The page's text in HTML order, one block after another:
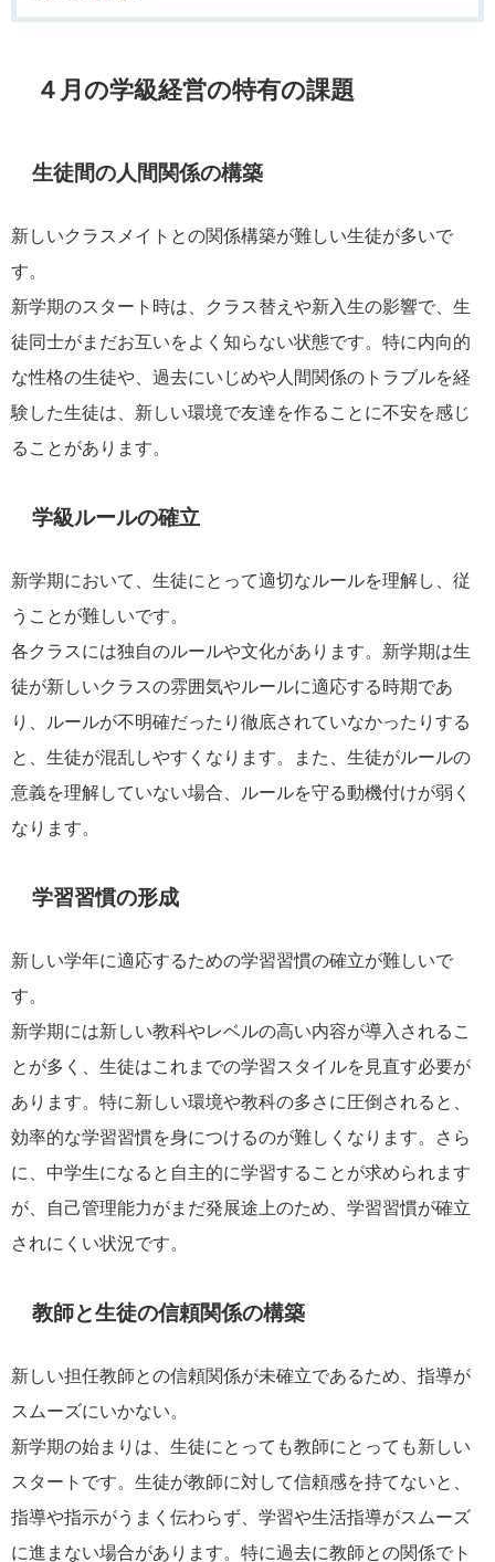
４月の学級経営の特有の課題
生徒間の人間関係の構築
新しいクラスメイトとの関係構築が難しい生徒が多いで
す。
新学期のスタート時は、クラス替えや新入生の影響で、生
徒同士がまだお互いをよく知らない状態です。特に内向的
な性格の生徒や、過去にいじめや人間関係のトラブルを経
験した生徒は、新しい環境で友達を作ることに不安を感じ
ることがあります。
学級ルールの確立
新学期において、生徒にとって適切なルールを理解し、従
うことが難しいです。
各クラスには独自のルールや文化があります。新学期は生
徒が新しいクラスの雰囲気やルールに適応する時期であ
り、ルールが不明確だったり徹底されていなかったりする
と、生徒が混乱しやすくなります。また、生徒がルールの
意義を理解していない場合、ルールを守る動機付けが弱く
なります。
学習習慣の形成
新しい学年に適応するための学習習慣の確立が難しいで
す。
新学期には新しい教科やレベルの高い内容が導入されるこ
とが多く、生徒はこれまでの学習スタイルを見直す必要が
あります。特に新しい環境や教科の多さに圧倒されると、
効率的な学習習慣を身につけるのが難しくなります。さら
に、中学生になると自主的に学習することが求められます
が、自己管理能力がまだ発展途上のため、学習習慣が確立
されにくい状況です。
教師と生徒の信頼関係の構築
新しい担任教師との信頼関係が未確立であるため、指導が
スムーズにいかない。
新学期の始まりは、生徒にとっても教師にとっても新しい
スタートです。生徒が教師に対して信頼感を持てないと、
指導や指示がうまく伝わらず、学習や生活指導がスムーズ
に進まない場合があります。特に過去に教師との関係でト